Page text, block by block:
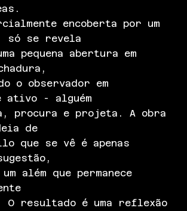
encoberta por um
só se revela
pequena abertura em
o observador em
ativo - alguém
procura e projeta. A obra
de
que se vê é apenas
além que permanece
resultado é uma reflexão